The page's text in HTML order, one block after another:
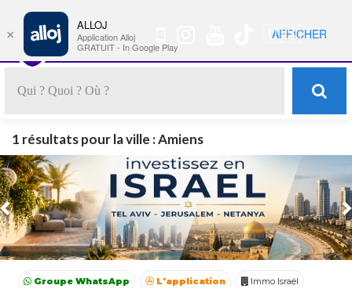
🇺🇸 Nav
1 résultats pour la ville : Amiens
Previous
Groupe WhatsApp L'application Immo Israël
×
ALLOJ
Application Alloj
GRATUIT - In Google Play
AFFICHER